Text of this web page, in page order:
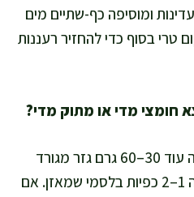
ומוסיפה כף-שתיים מים
טרי בסוף כדי להחזיר רעננות
אם הרוטב חומצי, אני מוסיפה עוד 30–60 גרם גזר מגורד
ומבשלת 10 דקות, או מוסיפה 1–2 כפיות בלסמי שמאזן. אם